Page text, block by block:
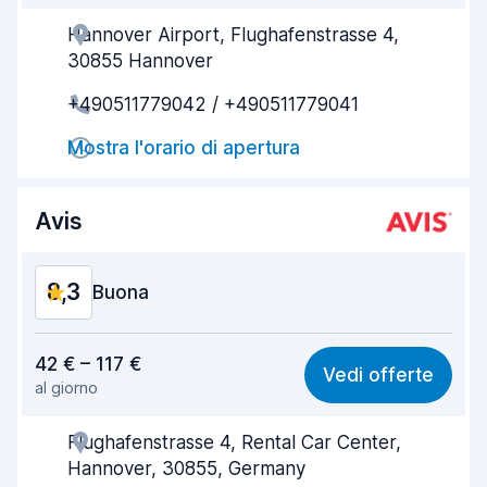
Gentilezza degli agenti
Condizioni dell'auto 9,3
Hannover Airport, Flughafenstrasse 4,
30855 Hannover
+490511779042 / +490511779041
Mostra l'orario di apertura
Avis
8,3 Buona
8,1
Facile da trovare 8,2
Gentilezza degli agenti
42 € – 117 €
al giorno
Vedi offerte
Flughafenstrasse 4, Rental Car Center,
Hannover, 30855, Germany